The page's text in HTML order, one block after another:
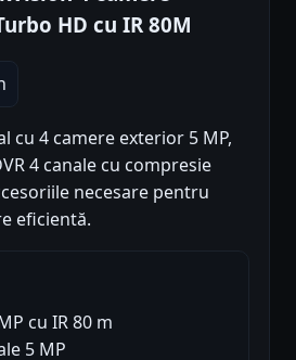
HD cu IR 80M
cu 4 camere exterior 5 MP,
4 canale cu compresie
necesare pentru
eficientă.
cu IR 80 m
5 MP